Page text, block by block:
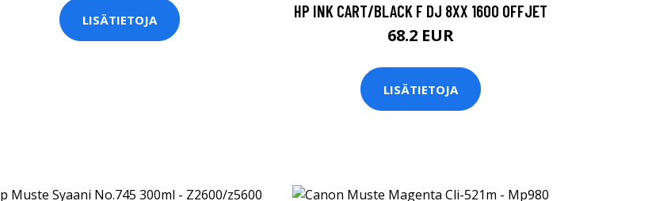
LISÄTIETOJA HP INK CART/BLACK F DJ 8XX 1600 OFFJET
68.2 EUR
LISÄTIETOJA